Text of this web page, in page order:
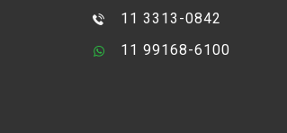
11 3313-0842
11 99168-6100